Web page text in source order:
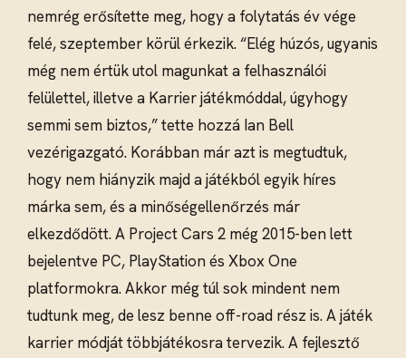
nemrég erősítette meg, hogy a folytatás év vége
felé, szeptember körül érkezik. “Elég húzós, ugyanis
még nem értük utol magunkat a felhasználói
felülettel, illetve a Karrier játékmóddal, úgyhogy
semmi sem biztos,” tette hozzá Ian Bell
vezérigazgató. Korábban már azt is megtudtuk,
hogy nem hiányzik majd a játékból egyik híres
márka sem, és a minőségellenőrzés már
elkezdődött. A Project Cars 2 még 2015-ben lett
bejelentve PC, PlayStation és Xbox One
platformokra. Akkor még túl sok mindent nem
tudtunk meg, de lesz benne off-road rész is. A játék
karrier módját többjátékosra tervezik. A fejlesztő